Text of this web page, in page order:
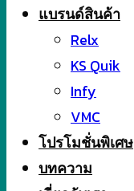
แบรนด์สินค้า
Relx
KS Quik
Infy
VMC
โปรโมชั่นพิเศษ
บทความ